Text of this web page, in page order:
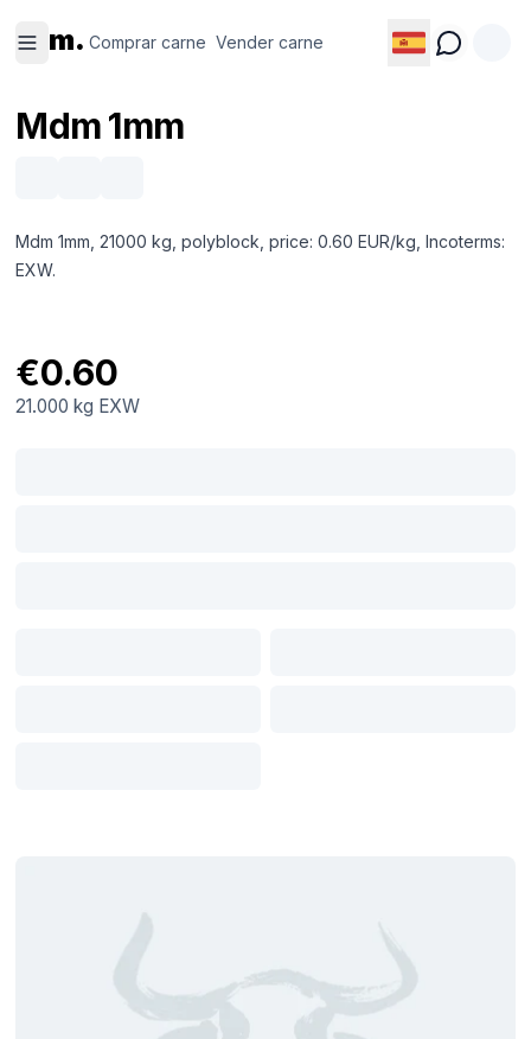
m. Comprar carne Vender carne
carne
carne
Mdm 1mm
Mdm 1mm, 21000 kg, polyblock, price: 0.60 EUR/kg, Incoterms:
EXW.
€0.60
21.000 kg EXW